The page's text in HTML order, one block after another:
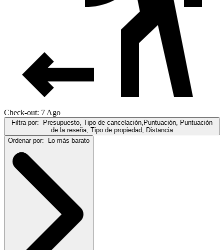
Check-out: 7 Ago
Filtra por:
Presupuesto, Tipo de cancelación,Puntuación, Puntuación
de la reseña, Tipo de propiedad, Distancia
Ordenar por:
Lo más barato